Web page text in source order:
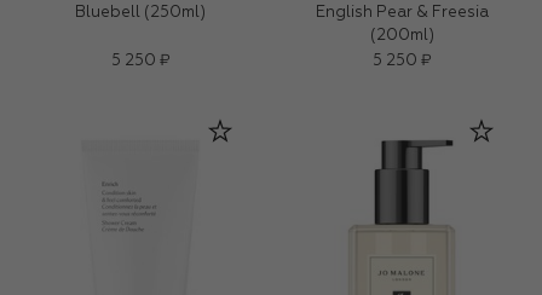
Bluebell (250ml)
5 250 ₽
English Pear & Freesia
(200ml)
5 250 ₽